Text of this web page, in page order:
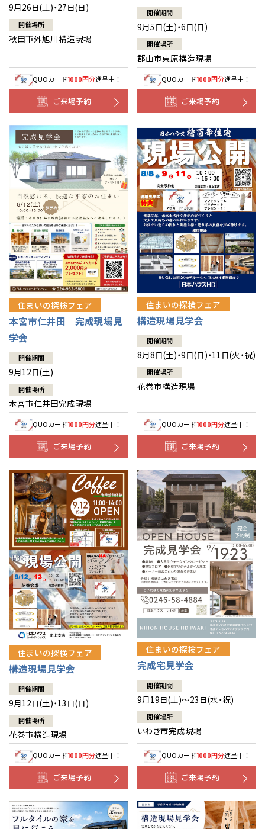
9月26日(土)・27日(日)
開催場所
秋田市外旭川構造現場
QUOカード1000円分進呈中！
ご来場予約
開催期間
9月5日(土)・6日(日)
開催場所
郡山市東原構造現場
QUOカード1000円分進呈中！
ご来場予約
住まいの探検フェア
本宮市仁井田 完成現場見
学会
開催期間
9月12日(土)
開催場所
本宮市仁井田完成現場
QUOカード1000円分進呈中！
ご来場予約
住まいの探検フェア
構造現場見学会
開催期間
8月8日(土)・9日(日)・11日(火・祝)
開催場所
花巻市構造現場
QUOカード1000円分進呈中！
ご来場予約
住まいの探検フェア
構造現場見学会
開催期間
9月12日(土)・13日(日)
開催場所
花巻市構造現場
QUOカード1000円分進呈中！
ご来場予約
住まいの探検フェア
完成宅見学会
開催期間
9月19日(土)～23日(水・祝)
開催場所
いわき市完成現場
QUOカード1000円分進呈中！
ご来場予約